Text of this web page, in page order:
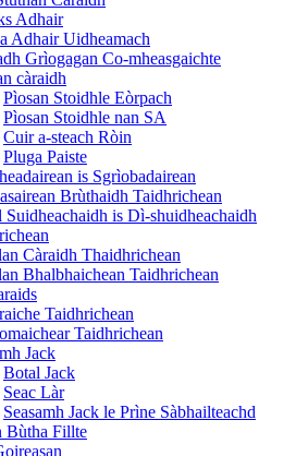
Adhair
Adhair Uidheamach
Grìogagan Co-mheasgaichte
càraidh
Pìosan Stoidhle Eòrpach
Pìosan Stoidhle nan SA
Cuir a-steach Ròin
Pluga Paiste
is Sgrìobadairean
Brùthaidh Taidhrichean
Suidheachaidh is Dì-shuidheachaidh
Càraidh Thaidhrichean
Bhalbhaichean Taidhrichean
Taidhrichean
Taidhrichean
Jack
Botal Jack
Seac Làr
Seasamh Jack le Prìne Sàbhailteachd
Bùtha Fillte